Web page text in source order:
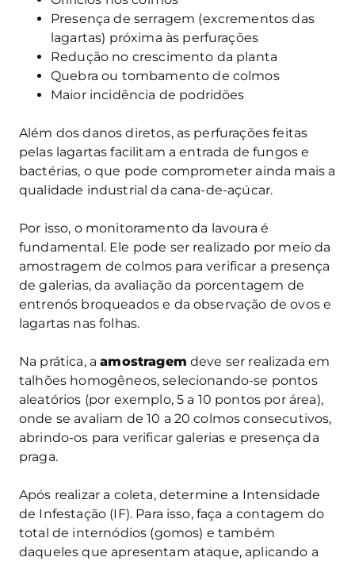
Presença de serragem (excrementos das
lagartas) próxima às perfurações
Redução no crescimento da planta
Quebra ou tombamento de colmos
Maior incidência de podridões
Além dos danos diretos, as perfurações feitas
pelas lagartas facilitam a entrada de fungos e
bactérias, o que pode comprometer ainda mais a
qualidade industrial da cana-de-açúcar.
Por isso, o monitoramento da lavoura é
fundamental. Ele pode ser realizado por meio da
amostragem de colmos para verificar a presença
de galerias, da avaliação da porcentagem de
entrenós broqueados e da observação de ovos e
lagartas nas folhas.
Na prática, aamostragem deve ser realizada em
talhões homogêneos, selecionando-se pontos
aleatórios (por exemplo, 5 a 10 pontos por área),
onde se avaliam de 10 a 20 colmos consecutivos,
abrindo-os para verificar galerias e presença da
praga.
Após realizar a coleta, determine a Intensidade
de Infestação (IF). Para isso, faça a contagem do
total de internódios (gomos) e também
daqueles que apresentam ataque, aplicando a